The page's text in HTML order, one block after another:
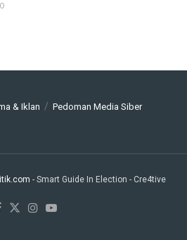
& Iklan Pedoman Media Siber
- Smart Guide In Election - Cre4tive